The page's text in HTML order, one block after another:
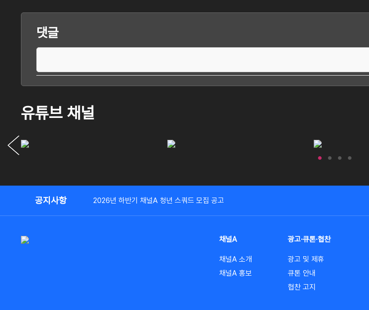
댓글
유튜브 채널
공지사항 2026년 하반기 채널A 청년 스쿼드 모집 공고
채널A
채널A 소개
채널A 홍보
광고·큐톤·협찬
광고 및 제휴
큐톤 안내
협찬 고지